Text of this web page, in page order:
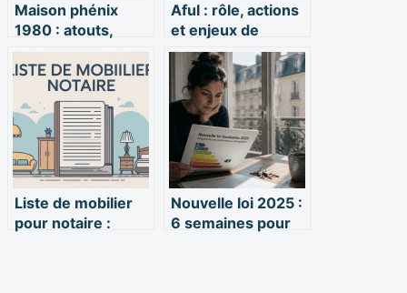
Maison phénix
1980 : atouts,
risques et points
de vigilance à
connaître
Aful : rôle, actions
et enjeux de
l’association des
usagers de
logiciels
Liste de mobilier
pour notaire :
Nouvelle loi 2025 :
6 semaines pour